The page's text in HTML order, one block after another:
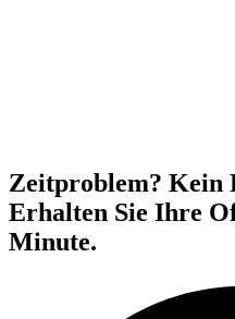
Zeitproblem? Kein
Erhalten Sie Ihre
Minute.